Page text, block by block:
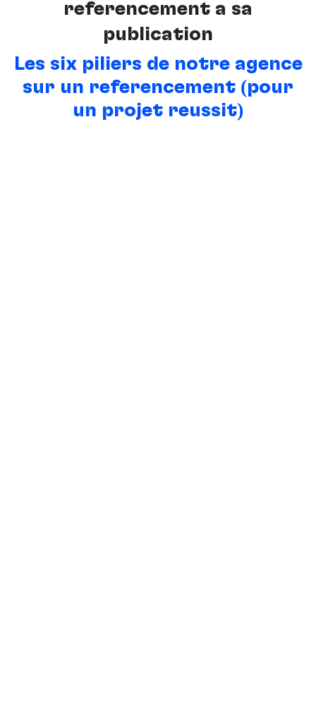
référencement à sa
publication
Les six piliers de notre agence
sur un référencement (pour
un projet réussit)